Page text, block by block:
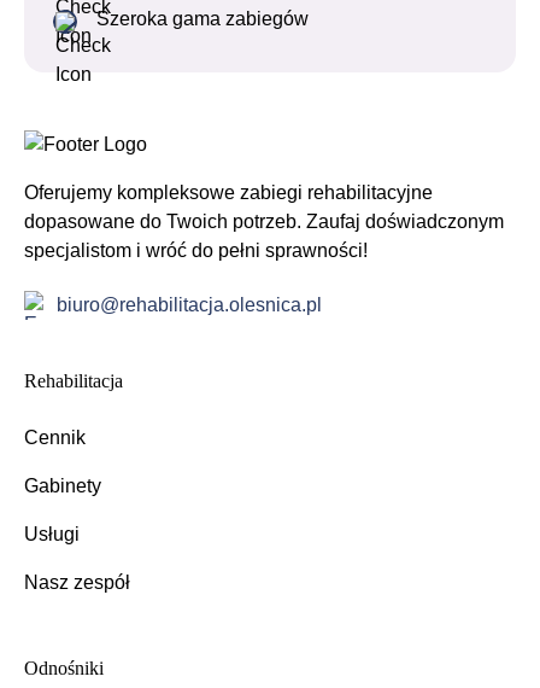
Szeroka gama zabiegów
Oferujemy kompleksowe zabiegi rehabilitacyjne
dopasowane do Twoich potrzeb. Zaufaj doświadczonym
specjalistom i wróć do pełni sprawności!
biuro@rehabilitacja.olesnica.pl
Rehabilitacja
Cennik
Gabinety
Usługi
Nasz zespół
Odnośniki